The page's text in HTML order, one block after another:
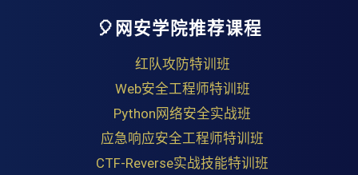
🎈网安学院推荐课程
红队攻防特训班
Web安全工程师特训班
Python网络安全实战班
应急响应安全工程师特训班
CTF-Reverse实战技能特训班